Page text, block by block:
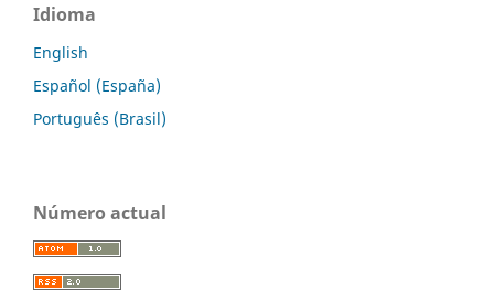
Idioma
English
Español (España)
Português (Brasil)
Número actual